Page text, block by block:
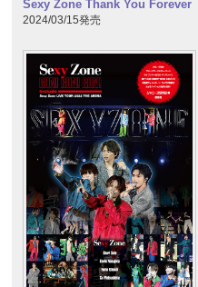
Sexy Zone Thank You Forever
2024/03/15発売